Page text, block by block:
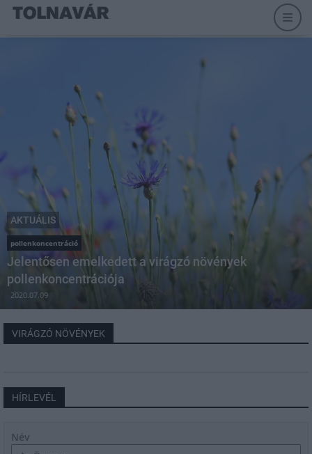
AKTUÁLIS
pollenkoncentráció
Jelentősen emelkedett a virágzó növények
pollenkoncentrációja
2020.07.09
VIRÁGZÓ NÖVÉNYEK
HÍRLEVÉL
Név